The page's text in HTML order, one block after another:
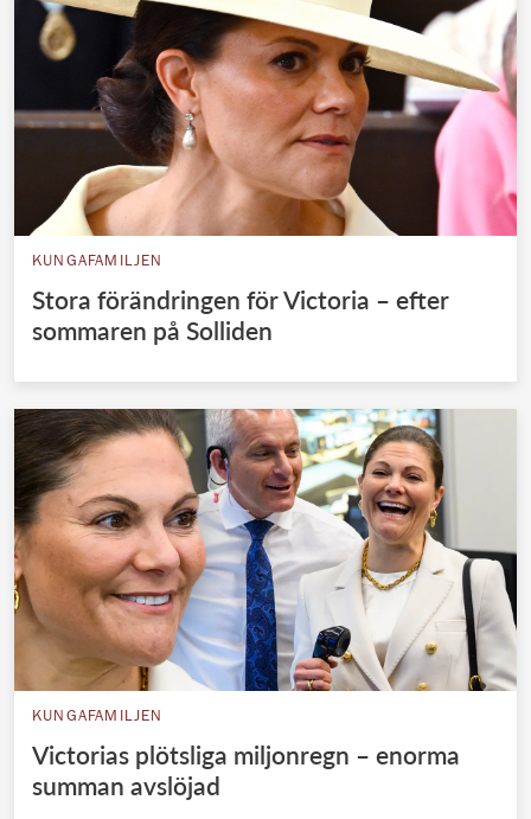
KUNGAFAMILJEN
Stora förändringen för Victoria – efter
sommaren på Solliden
KUNGAFAMILJEN
Victorias plötsliga miljonregn – enorma
summan avslöjad